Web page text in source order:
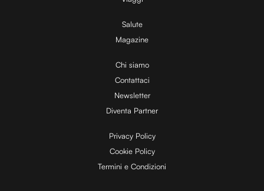
Salute
Magazine
Chi siamo
Contattaci
Newsletter
Diventa Partner
Privacy Policy
Cookie Policy
Termini e Condizioni